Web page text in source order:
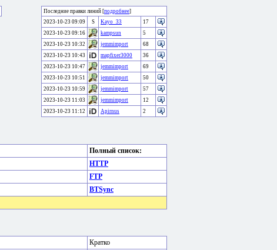
Последние правки линий [подробнее]
2023-10-23 09:09
S Kayo_33
17
2023-10-23 09:16
kampsun
5
2023-10-23 10:32
jemmimport
68
2023-10-23 10:43
mapfixer3000
36
2023-10-23 10:47
jemmimport
69
2023-10-23 10:51
jemmimport
50
2023-10-23 10:59
jemmimport
57
2023-10-23 11:03
jemmimport
12
2023-10-23 11:12
Apirnus 2
Полный список:
HTTP
FTP
BTSync
Кратко